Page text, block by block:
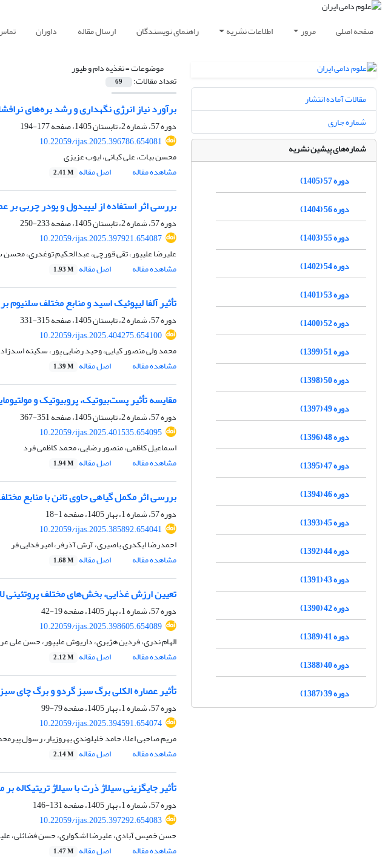
صفحه اصلی مرور اطلاعات نشریه راهنمای نویسندگان ارسال مقاله داوران
موضوعات =تغذیه دام و طیور
تعداد مقالات: 69
برآورد نیاز انرژی نگهداری و رشد بره‌های نرافشاری از وزن 40 تا 50 کیلوگرم
دوره 57، شماره 2، تابستان 1405، صفحه
177-194
10.22059/ijas.2025.396786.654081
محسن بیات، علی کیانی، ایوب عزیزی
مشاهده مقاله
اصل مقاله 2.41 M
بررسی اثر استفاده از لیپیدول و پودر چربی
دوره 57، شماره 2، تابستان 1405، صفحه
233-250
10.22059/ijas.2025.397921.654087
علیرضا علیپور، تقی قورچی، عبدالحکیم توغدری،
مشاهده مقاله
اصل مقاله 1.93 M
تأثیر آلفا لیپوئیک اسید و منابع مختلف
دوره 57، شماره 2، تابستان 1405، صفحه
315-331
10.22059/ijas.2025.404275.654100
محمد ولی منصور کیایی، وحید رضایی پور، سکینه
مشاهده مقاله
اصل مقاله 1.39 M
مقایسه تأثیر پست‌بیوتیک، پروبیوتیک و
دوره 57، شماره 2، تابستان 1405، صفحه
351-367
10.22059/ijas.2025.401535.654095
اسماعیل کاظمی، منصور رضایی، محمد کاظمی فرد
مشاهده مقاله
اصل مقاله 1.94 M
بررسی اثر مکمل گیاهی حاوی تانن با منابع
دوره 57، شماره 1، بهار 1405، صفحه
1-18
10.22059/ijas.2025.385892.654041
احمدرضا ایکدری باصیری، آرش آذرفر، امیر فدایی فر
مشاهده مقاله
اصل مقاله 1.68 M
تعیین ارزش غذایی، بخش‌های مختلف پروتئینی
دوره 57، شماره 1، بهار 1405، صفحه
19-42
10.22059/ijas.2025.398605.654089
الهام ندری، فردین هژبری، داریوش علیپور، حسن علی
مشاهده مقاله
اصل مقاله 2.12 M
تأثیر عصاره الکلی برگ سبز گردو و برگ چای
دوره 57، شماره 1، بهار 1405، صفحه
79-99
10.22059/ijas.2025.394591.654074
مریم صاحبی اعلا، حامد خلیلوندی بهروزیار، رسول
مشاهده مقاله
اصل مقاله 2.14 M
تأثیر جایگزینی سیلاژ ذرت با سیلاژ
دوره 57، شماره 1، بهار 1405، صفحه
131-146
10.22059/ijas.2025.397292.654083
حسن خمیس آبادی، علیرضا اشکواری، حسن فضائلی،
مشاهده مقاله
اصل مقاله 1.47 M
مقالات آماده انتشار
شماره جاری
شماره‌های پیشین نشریه
دوره 57 (1405)
دوره 56 (1404)
دوره 55 (1403)
دوره 54 (1402)
دوره 53 (1401)
دوره 52 (1400)
دوره 51 (1399)
دوره 50 (1398)
دوره 49 (1397)
دوره 48 (1396)
دوره 47 (1395)
دوره 46 (1394)
دوره 45 (1393)
دوره 44 (1392)
دوره 43 (1391)
دوره 42 (1390)
دوره 41 (1389)
دوره 40 (1388)
دوره 39 (1387)